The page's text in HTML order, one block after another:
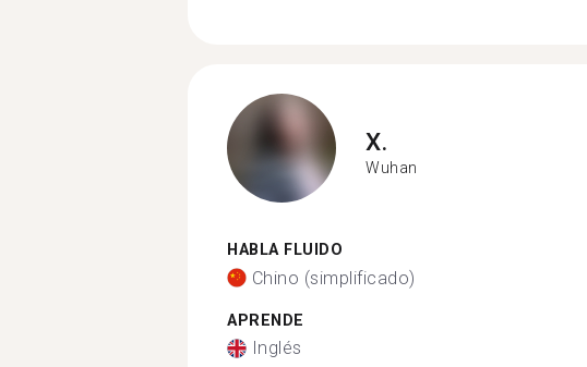
X.
Wuhan
HABLA FLUIDO
Chino (simplificado)
APRENDE
Inglés